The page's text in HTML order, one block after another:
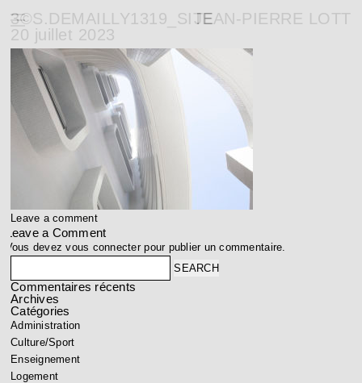
JEAN-PIERRE LOTT
3©S.DEMAILLY1319_SITE
20 juillet 2023
Leave a comment
Leave a Comment
Vous devezvous connecterpour publier un commentaire.
Commentaires récents
Archives
Catégories
Administration
Culture/Sport
Enseignement
Logement